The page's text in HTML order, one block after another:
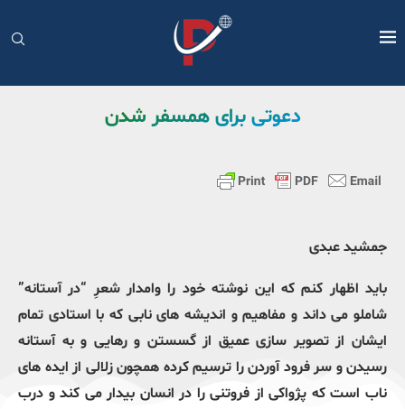
دعوتی برای همسفر شدن
جمشید عبدی
باید اظهار کنم که این نوشته خود را وامدار شعرِ “در آستانه”
شاملو می داند و مفاهیم و اندیشه های نابی که با استادی تمام
ایشان از تصویر سازی عمیق از گسستن و رهایی و به آستانه
رسیدن و سر فرود آوردن را ترسیم کرده همچون زلالی از ایده های
ناب است که پژواکی از فروتنی را در انسان بیدار می کند و درب